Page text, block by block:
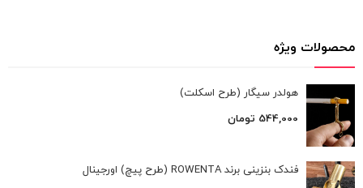
محصولات ویژه
هولدر سیگار (طرح اسکلت)
544,000 تومان
فندک بنزینی برند ROWENTA (طرح پیچ) اورجینال